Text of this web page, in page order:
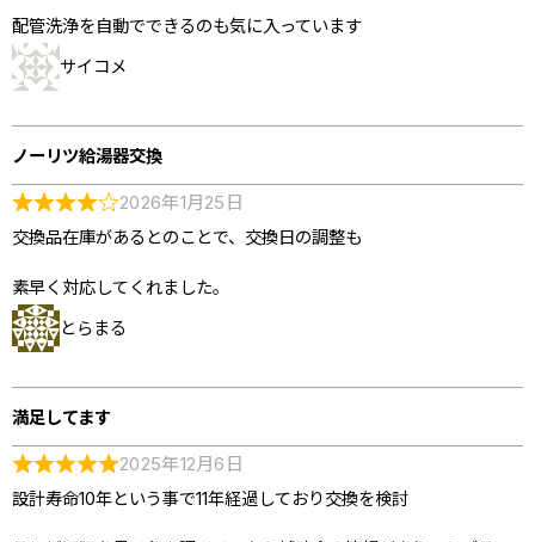
配管洗浄を自動でできるのも気に入っています
サイコメ
ノーリツ給湯器交換
2026年1月25日
交換品在庫があるとのことで、交換日の調整も
素早く対応してくれました。
とらまる
満足してます
2025年12月6日
設計寿命10年という事で11年経過しており交換を検討